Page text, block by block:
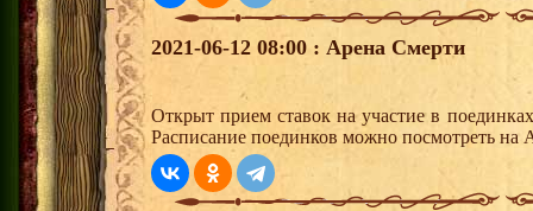
2021-06-12 08:00 : Арена Смерти
Открыт прием ставок на участие в
Расписание поединков можно посмотреть на